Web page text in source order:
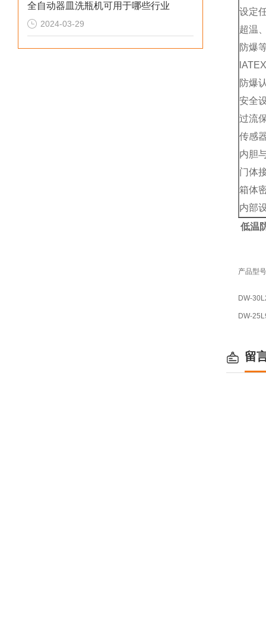
全自动器皿洗瓶机可用于哪些行业
2024-03-29
设定
超温
防爆
防爆
安全
过流
传感
内胆
门体
箱体
内部
低温
产品型号
DW-
DW-
留